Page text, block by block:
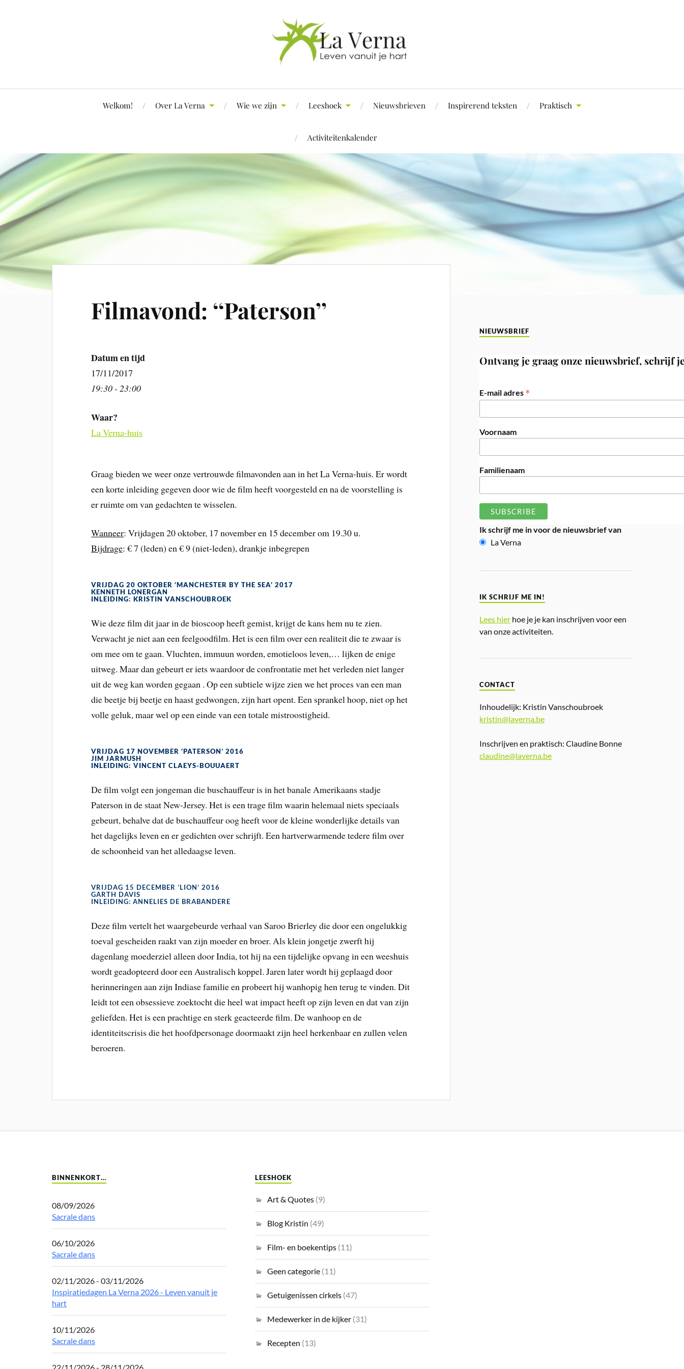
Welkom! Over La Verna Wie we zijn Leeshoek Nieuwsbrieven Inspirerend teksten Praktisch
Activiteitenkalender
Filmavond: ‘‘Paterson’’
Datum en tijd
17/11/2017
19:30 - 23:00
Waar?
La Verna-huis
Graag bieden we weer onze vertrouwde filmavonden aan in het La Verna-huis. Er wordt
een korte inleiding gegeven door wie de film heeft voorgesteld en na de voorstelling is
er ruimte om van gedachten te wisselen.
Wanneer: Vrijdagen 20 oktober, 17 november en 15 december om 19.30 u.
Bijdrage: € 7 (leden) en € 9 (niet-leden), drankje inbegrepen
VRIJDAG 20 OKTOBER ‘MANCHESTER BY THE SEA’ 2017
KENNETH LONERGAN
INLEIDING: KRISTIN VANSCHOUBROEK
Wie deze film dit jaar in de bioscoop heeft gemist, krijgt de kans hem nu te zien.
Verwacht je niet aan een feelgoodfilm. Het is een film over een realiteit die te zwaar is
om mee om te gaan. Vluchten, immuun worden, emotieloos leven,… lijken de enige
uitweg. Maar dan gebeurt er iets waardoor de confrontatie met het verleden niet langer
uit de weg kan worden gegaan . Op een subtiele wijze zien we het proces van een man
die beetje bij beetje en haast gedwongen, zijn hart opent. Een sprankel hoop, niet op het
volle geluk, maar wel op een einde van een totale mistroostigheid.
VRIJDAG 17 NOVEMBER ‘PATERSON’ 2016
JIM JARMUSH
INLEIDING: VINCENT CLAEYS-BOUUAERT
De film volgt een jongeman die buschauffeur is in het banale Amerikaans stadje
Paterson in de staat New-Jersey. Het is een trage film waarin helemaal niets speciaals
gebeurt, behalve dat de buschauffeur oog heeft voor de kleine wonderlijke details van
het dagelijks leven en er gedichten over schrijft. Een hartverwarmende tedere film over
de schoonheid van het alledaagse leven.
VRIJDAG 15 DECEMBER ’LION’ 2016
GARTH DAVIS
INLEIDING: ANNELIES DE BRABANDERE
Deze film vertelt het waargebeurde verhaal van Saroo Brierley die door een ongelukkig
toeval gescheiden raakt van zijn moeder en broer. Als klein jongetje zwerft hij
dagenlang moederziel alleen door India, tot hij na een tijdelijke opvang in een weeshuis
wordt geadopteerd door een Australisch koppel. Jaren later wordt hij geplaagd door
herinneringen aan zijn Indiase familie en probeert hij wanhopig hen terug te vinden. Dit
leidt tot een obsessieve zoektocht die heel wat impact heeft op zijn leven en dat van zijn
geliefden. Het is een prachtige en sterk geacteerde film. De wanhoop en de
identiteitscrisis die het hoofdpersonage doormaakt zijn heel herkenbaar en zullen velen
beroeren.
NIEUWSBRIEF
Ontvang je graag onze nieuwsbrief, schrijf
E-mail adres *
Voornaam
Familienaam
Ik schrijf me in voor de nieuwsbrief van
La Verna
IK SCHRIJF ME IN!
Lees hier hoe je je kan inschrijven voor een
van onze activiteiten.
CONTACT
Inhoudelijk: Kristin Vanschoubroek
kristin@laverna.be
Inschrijven en praktisch: Claudine Bonne
claudine@laverna.be
BINNENKORT…
08/09/2026
Sacrale dans
06/10/2026
Sacrale dans
02/11/2026 - 03/11/2026
Inspiratiedagen La Verna 2026 - Leven vanuit je
hart
10/11/2026
Sacrale dans
LEESHOEK
Art & Quotes (9)
Blog Kristin (49)
Film- en boekentips (11)
Geen categorie (11)
Getuigenissen cirkels (47)
Medewerker in de kijker (31)
Recepten (13)